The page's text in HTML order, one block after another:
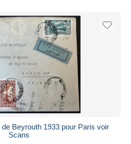
Beyrouth 1933 pour Paris voir
Scans